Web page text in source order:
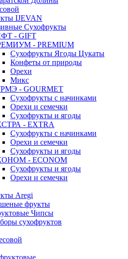
IJEVAN
Сухофрукты
- GIFT
- PREMIUM
Сухофрукты Ягоды Цукаты
Конфеты от природы
Орехи
Микс
- GOURMET
Сухофрукты с начинками
Орехи и семечки
Сухофрукты и ягоды
- EXTRA
Сухофрукты с начинками
Орехи и семечки
Сухофрукты и ягоды
- ECONOM
Сухофрукты и ягоды
Орехи и семечки
Aregi
фрукты
Чипсы
сухофруктов